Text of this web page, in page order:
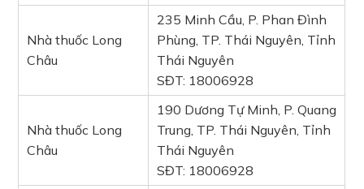
Nhà thuốc Long
Châu
235 Minh Cầu, P. Phan Đình
Phùng, TP. Thái Nguyên, Tỉnh
Thái Nguyên
SĐT: 18006928
Nhà thuốc Long
Châu
190 Dương Tự Minh, P. Quang
Trung, TP. Thái Nguyên, Tỉnh
Thái Nguyên
SĐT: 18006928